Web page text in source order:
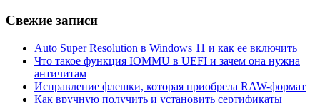
Свежие записи
Auto Super Resolution в Windows 11 и как ее включить
Что такое функция IOMMU в UEFI и зачем она нужна
античитам
Исправление флешки, которая приобрела RAW-формат
Как вручную получить и установить сертификаты